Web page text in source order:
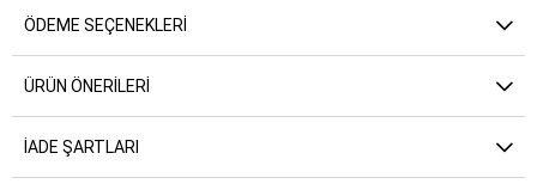
ÖDEME SEÇENEKLERI
ÜRÜN ÖNERILERI
İADE ŞARTLARI